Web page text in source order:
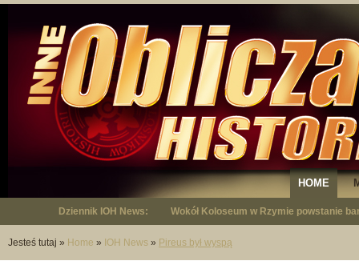
HOME
Dziennik IOH News: Wokół Koloseum w Rzymie powstanie
"Niepodległy - opowieść o Januszu
Jesteś tutaj » Home » IOH News » Pireus był wyspą